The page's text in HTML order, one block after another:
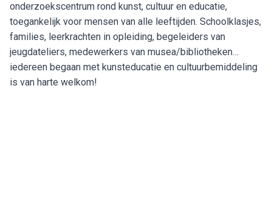
onderzoekscentrum rond kunst, cultuur en educatie,
toegankelijk voor mensen van alle leeftijden. Schoolklasjes,
families, leerkrachten in opleiding, begeleiders van
jeugdateliers, medewerkers van musea/bibliotheken…
iedereen begaan met kunsteducatie en cultuurbemiddeling
is van harte welkom!